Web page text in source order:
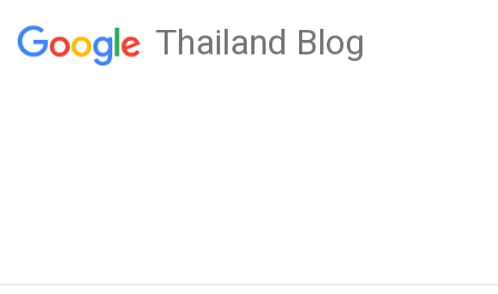
Thailand Blog